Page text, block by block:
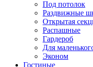
Под потолок
Раздвижные
Открытая
Распашные
Гардероб
Для
Эконом
Гостиные